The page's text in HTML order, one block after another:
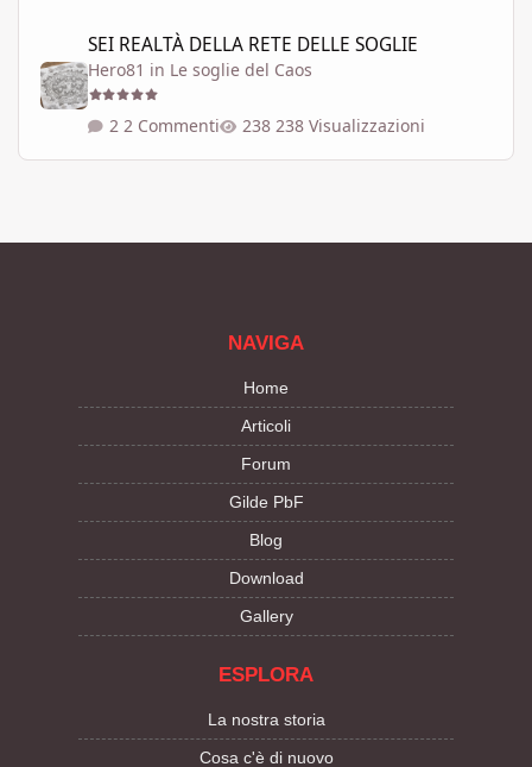
SEI REALTÀ DELLA RETE DELLE SOGLIE
Hero81 in Le soglie del Caos
2 Commenti 238 Visualizzazioni
NAVIGA
Home
Articoli
Forum
Gilde PbF
Blog
Download
Gallery
ESPLORA
La nostra storia
Cosa c'è di nuovo